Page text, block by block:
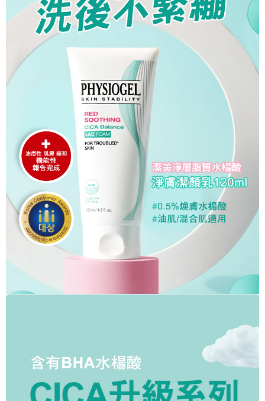
２．關於個人資料處理事宜，請瀏覽以下網址：
https://aftee.tw/terms/#terms3
３．未成年的使用者請事先徵得法定代理人或監護人之同意方可使用
「AFTEE先享後付」，若未經同意申辦者引起之損失，本公司不負相關責
４．使用「AFTEE先享後付」時，將依據個別帳號之用戶狀況，依本公司即
時審查核予不同之上限額度；若仍有額度不足之情形，本公司將視審查結果
請求用戶進行身份認證。
５．嚴禁一人註冊多個帳號或使用他人資訊註冊。若發現惡意使用之情形，
恩沛科技股份有限公司將有權停止該用戶之使用額度並採取法律行動。